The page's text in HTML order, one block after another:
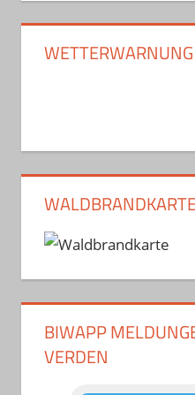
WETTERWARNUNG
BIWAPP
VERDEN